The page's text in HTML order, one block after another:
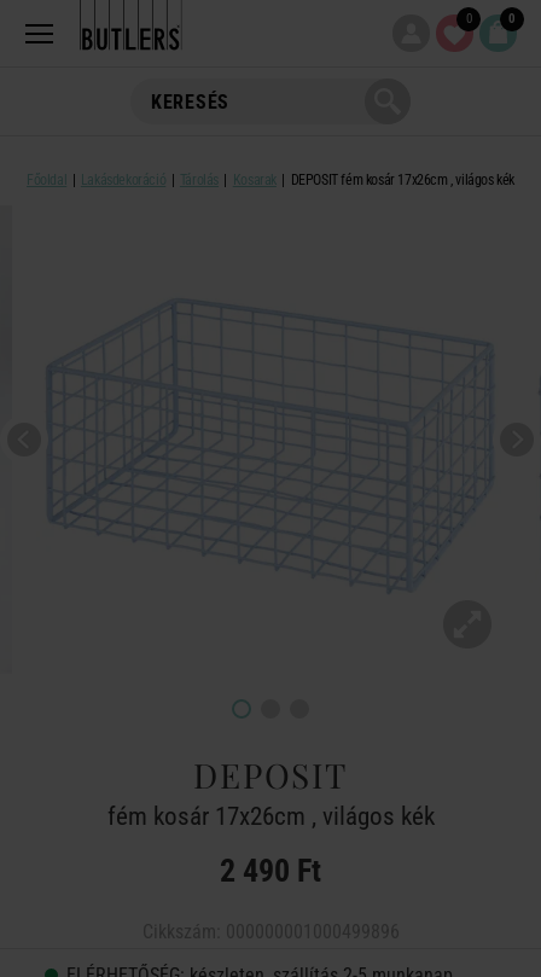
0 0
Főoldal Lakásdekoráció Tárolás Kosarak DEPOSIT fém kosár 17x26cm , világos kék
DEPOSIT
fém kosár 17x26cm , világos kék
2 490 Ft